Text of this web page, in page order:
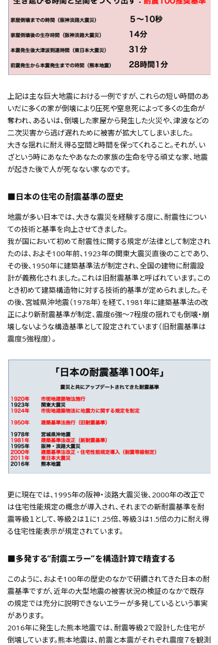
上記は主な巨大地震における一例ですが、これらの短い時間のあ
いだに多くの家が倒壊により圧死や窒息死によって多くの生命が
奪われ、あるいは、倒壊した家屋から発生した火災や、津波などの
二次災害から逃げ遅れために被害が拡大してしまいました。
大きな揺れに耐え得る空間と時間を保ってくれること。それが、い
ざという時にあなたやあなたの家族の生命を守る頑丈な家、地震
が起きた後で人が死なない家なのです。
■日本の住宅の耐震基準の歴史
地震が多い日本では、大きな震災を経験する度に、耐震性につい
ての技術と基準を向上させてきました。
我が国において初めて耐震性に関する規定が法律として制定され
たのは、およそ100年前、1923年の関東大震災直後のことであり、
その後、1950年に建築基準法が制定され、全国の建物に耐震設
計が義務化されました。これは旧耐震基準と呼ばれています。この
とき初めて建築構造物に対する技術的基準が定められました。そ
の後、宮城県沖地震（1978年）を経て、1981年に建築基準法の改
正により新耐震基準が制定、震度6強～7程度の揺れでも倒壊・崩
壊しないような構造基準として設定されています（旧耐震基準は
震度5強程度）。
更に現在では、1995年の阪神・淡路大震災後、2000年の改正で
は住宅性能規定の概念が導入され、それまでの新耐震基準を耐
震等級１として、等級２は１に1.25倍、等級３は1.5倍の力に耐え得
る住宅性能表示が規定されています。
■多発する“耐震エラー”を構造計算で精査する
このように、およそ100年の歴史のなかで研鑽されてきた日本の耐
震基準ですが、近年の大型地震の被害状況の検証のなかで既存
の規定では充分に説明できないエラーが多発しているという事実
があります。
2016年に発生した熊本地震では、耐震等級２で設計した住宅が
倒壊しています。熊本地震は、前震と本震がそれぞれ震度７を観測